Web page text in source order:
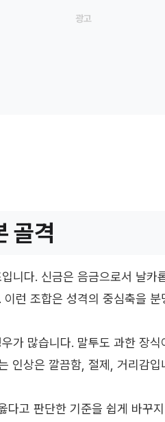
골격
니다. 신금은 음금으로서 날카
런 조합은 성격의 중심축을 분
가 많습니다. 말투도 과한 장
인상은 깔끔함, 절제, 거리감입
다고 판단한 기준을 쉽게 바꾸